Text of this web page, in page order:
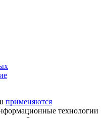
применяются
технологии